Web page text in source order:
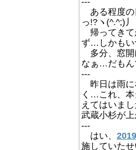
ある程度の
っ!?ヽ(^.^;)丿
帰ってきて
ず…しかもい
多分、窓開
なぁ…だもん
---
昨日は雨に
く…これ、本
えてはいま
武蔵小杉が
---
はい、
施していた